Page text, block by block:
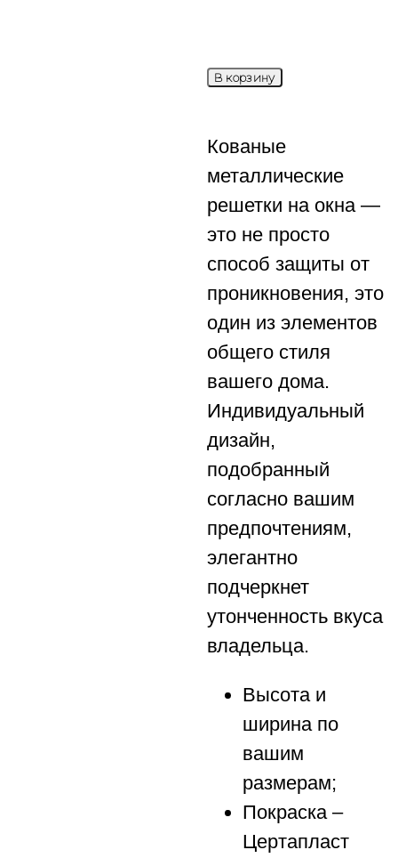
В корзину
Кованые
металлические
решетки на окна —
это не просто
способ защиты от
проникновения, это
один из элементов
общего стиля
вашего дома.
Индивидуальный
дизайн,
подобранный
согласно вашим
предпочтениям,
элегантно
подчеркнет
утонченность вкуса
владельца.
Высота и
ширина по
вашим
размерам;
Покраска –
Цертапласт